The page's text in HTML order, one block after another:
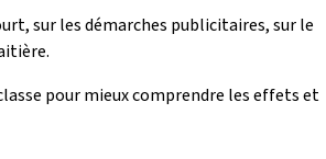
sur les démarches publicitaires, sur le
pour mieux comprendre les effets et